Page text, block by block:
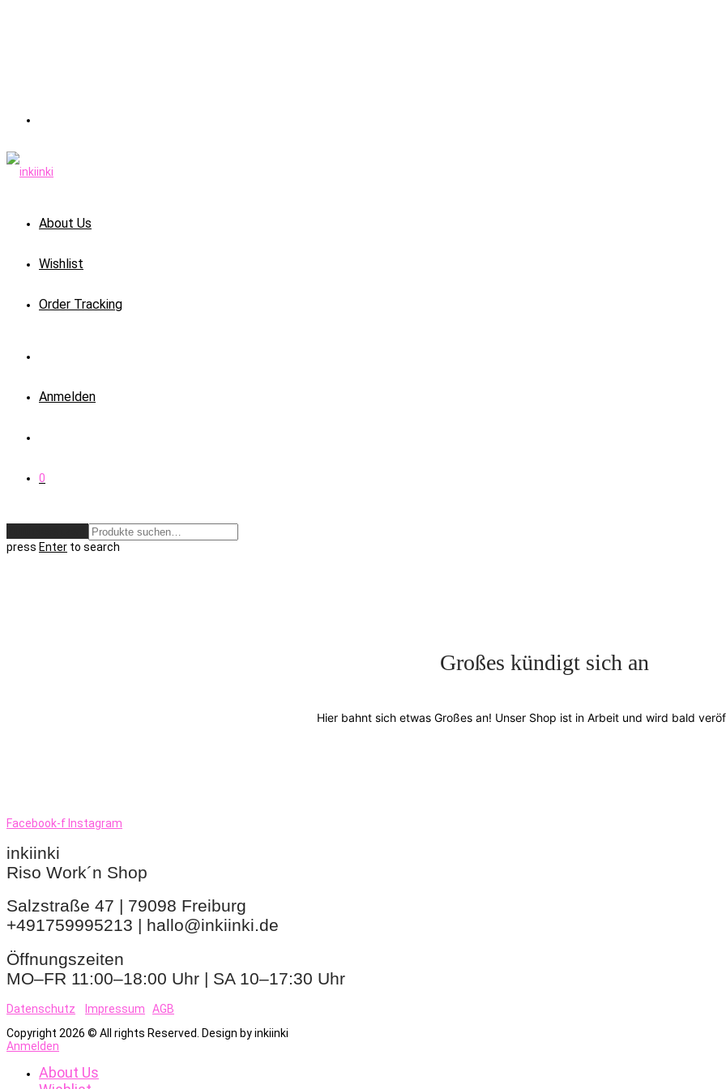
About Us
Wishlist
Order Tracking
Anmelden
0
press Enter to search
Großes kündigt sich an
Hier bahnt sich etwas Großes an! Unser Shop ist in Arbeit und wird bald
Facebook-fInstagram
inkiinki
Riso Work´n Shop
Salzstraße 47 | 79098 Freiburg
+491759995213 | hallo@inkiinki.de
Öffnungszeiten
MO–FR 11:00–18:00 Uhr | SA 10–17:30 Uhr
Datenschutz Impressum
AGB
Copyright 2026 © All rights Reserved. Design by inkiinki
Anmelden
About Us